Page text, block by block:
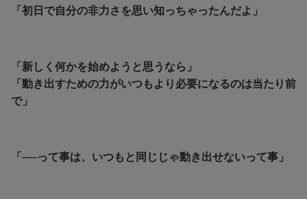
「初日で自分の非力さを思い知っちゃったんだよ」
「新しく何かを始めようと思うなら」
「動き出すための力がいつもより必要になるのは当たり前
で」
「──って事は、いつもと同じじゃ動き出せないって事」